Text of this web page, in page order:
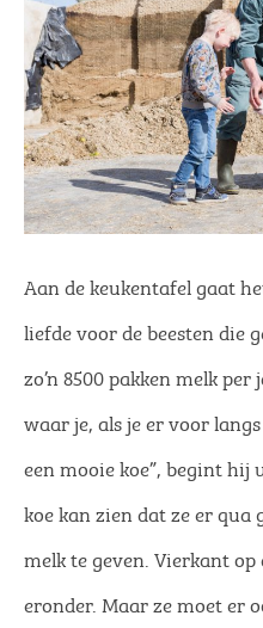
Aan de keukentafel gaat
liefde voor de beesten die
zo’n 8500 pakken melk
waar je, als je er voor
een mooie koe”, begint hij
koe kan zien dat ze er qua
melk te geven. Vierkant
eronder. Maar ze moet er